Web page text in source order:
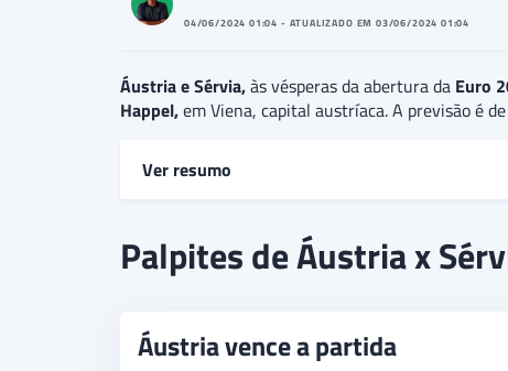
04/06/2024 01:04 - ATUALIZADO EM 03/06/2024 01:04
Áustria e Sérvia,às vésperas da abertura da Euro
Happel,em Viena, capital austríaca. A previsão é
Ver resumo
Tanto austríacos quanto sérvios garantiram seu
Euro 2024, entretanto, foi bem diferente. A
atrásda Hungria. O palpite na vitória dos
Palpites de Áustria x
Áustria vence a partida